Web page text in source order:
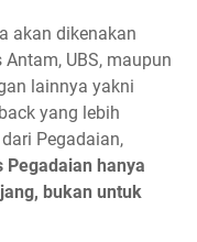
akan dikenakan
UBS, maupun
lainnya yakni
yang lebih
Pegadaian,
hanya
bukan untuk